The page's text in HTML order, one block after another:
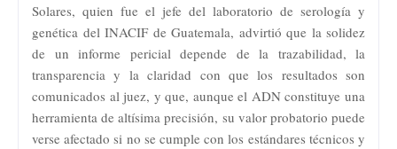
Solares, quien fue el jefe del laboratorio de serología y
genética del INACIF de Guatemala, advirtió que la solidez
de un informe pericial depende de la trazabilidad, la
transparencia y la claridad con que los resultados son
comunicados al juez, y que, aunque el ADN constituye una
herramienta de altísima precisión, su valor probatorio puede
verse afectado si no se cumple con los estándares técnicos y